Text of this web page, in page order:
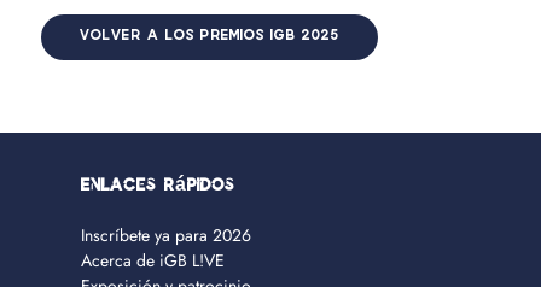
VOLVER A LOS PREMIOS IGB 2025
Enlaces rápidos
Inscríbete ya para 2026
Acerca de iGB L!VE